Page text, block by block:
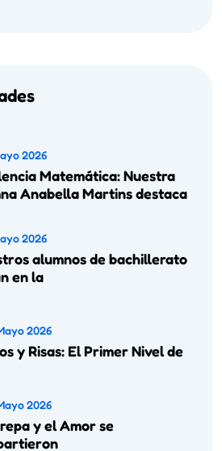
2026
Matemática: Nuestra
Anabella Martins destaca
2026
alumnos de bachillerato
en la
2026
y Risas: El Primer Nivel de
2026
y el Amor se